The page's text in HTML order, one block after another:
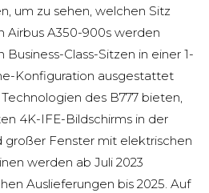
um zu sehen, welchen Sitz
Airbus A350-900s werden
Class-Sitzen in einer 1-
Konfiguration ausgestattet
des B777 bieten,
4K-IFE-Bildschirms in der
Fenster mit elektrischen
werden ab Juli 2023
Auslieferungen bis 2025. Auf